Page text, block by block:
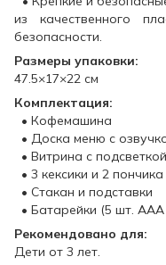
​​из качественного
безопасности.
Размеры упаковки:
47.5×17×22 см
Комплектация:
• Кофемашина
• Доска меню с
• Витрина с подсветкой
• 3 кексики и 2 пончика
• Стакан и подставки
• Батарейки (5 шт. ААА
Рекомендовано для:
Дети от 3 лет.